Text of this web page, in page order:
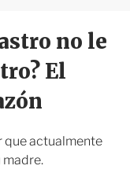
a
i
r
no le
El
que actualmente